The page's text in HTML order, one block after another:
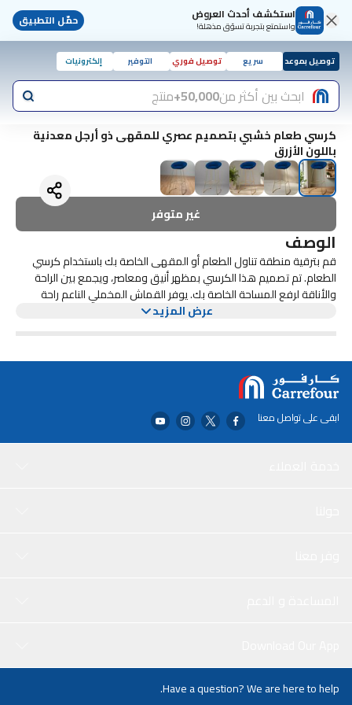
استكشف أحدث العروض
واستمتع بتجربة تسوّق مذهلة! حمّل التطبيق
توصيل بموعد سريع توصيل فوري التوفير إلكترونيات
ابحث بين أكثر من50,000+ منتج
كرسي طعام خشبي بتصميم عصري للمقهى ذو أرجل معدنية
باللون الأزرق
غير متوفر
الوصف
قم بترقية منطقة تناول الطعام أو المقهى الخاصة بك باستخدام كرسي
الطعام. تم تصميم هذا الكرسي بمظهر أنيق ومعاصر، ويجمع بين الراحة
والأناقة لرفع المساحة الخاصة بك. يوفر القماش المخملي الناعم راحة
فاخرة، بينما تضمن الأرجل المعدنية المتينة الثبات وطول العمر.
عرض المزيد
ابقى على تواصل معنا
Have a question? We are here to help.